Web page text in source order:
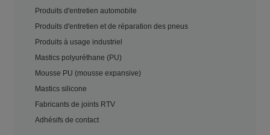
Produits d'entretien automobile
Produits d'entretien et de réparation des pneus
Produits à usage industriel
Mastics polyuréthane (PU)
Mousse PU (mousse expansive)
Mastics silicone
Fabricants de joints RTV
Adhésifs de contact